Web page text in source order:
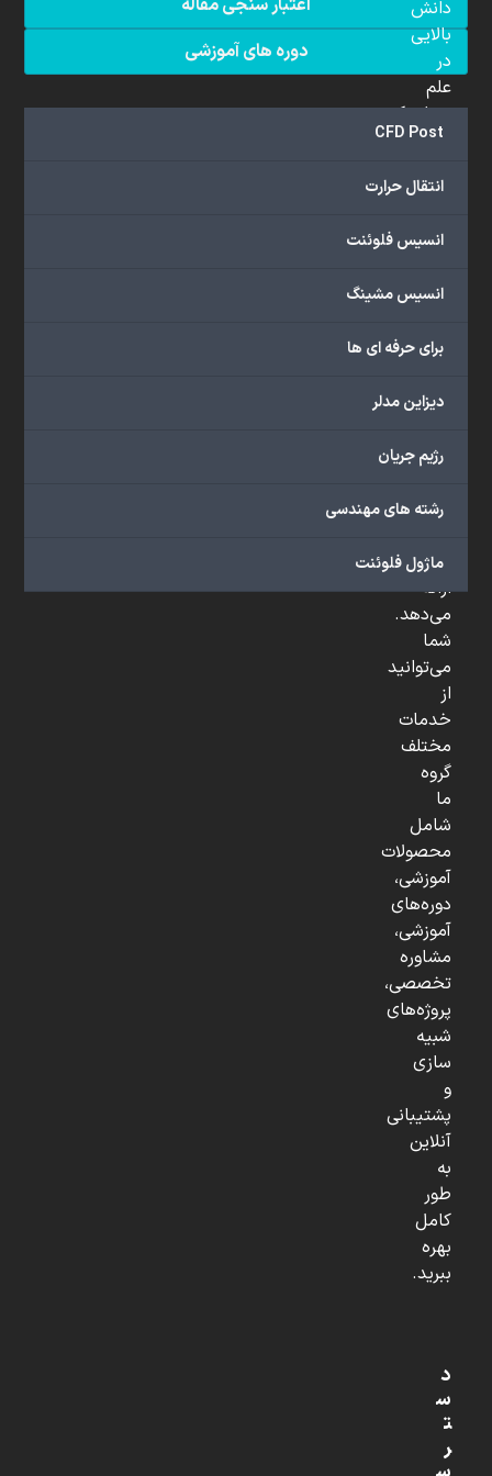
اعتبار سنجی مقاله
دوره های آموزشی
CFD Post
انتقال حرارت
انسیس فلوئنت
انسیس مشینگ
برای حرفه ای ها
دیزاین مدلر
رژیم جریان
رشته های مهندسی
ماژول فلوئنت
دانش
بالایی
در
علم
دینامیک
سیالات
(CFD)
هستند.
ما
گسترده‌ای
با
دانشگاهی،
صنعتی
...
ارائه
می‌دهد.
شما
می‌توانید
از
خدمات
مختلف
گروه
ما
شامل
محصولات
آموزشی،
دوره‌های
آموزشی،
مشاوره
تخصصی،
پروژه‌های
شبیه
سازی
و
پشتیبانی
آنلاین
به
طور
کامل
بهره
ببرید.
د
س
ت
ر